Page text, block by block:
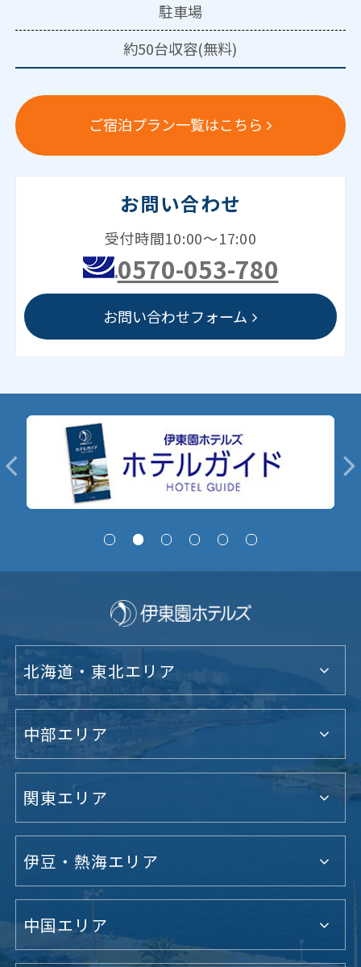
駐車場
約50台収容(無料)
ご宿泊プラン一覧はこちら
お問い合わせ
受付時間10:00～17:00
0570-053-780
お問い合わせフォーム
北海道・東北エリア
中部エリア
関東エリア
伊豆・熱海エリア
中国エリア